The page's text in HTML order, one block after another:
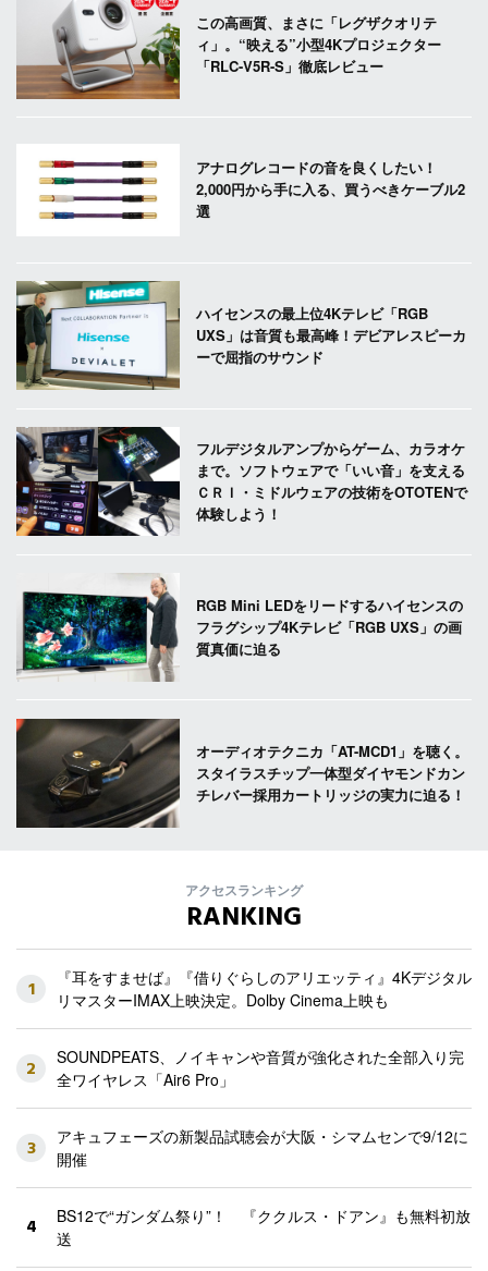
この高画質、まさに「レグザクオリテ
ィ」。“映える”小型4Kプロジェクター
「RLC-V5R-S」徹底レビュー
アナログレコードの音を良くしたい！
2,000円から手に入る、買うべきケーブル2
選
ハイセンスの最上位4Kテレビ「RGB
UXS」は音質も最高峰！デビアレスピーカ
ーで屈指のサウンド
フルデジタルアンプからゲーム、カラオケ
まで。ソフトウェアで「いい音」を支える
ＣＲＩ・ミドルウェアの技術をOTOTENで
体験しよう！
RGB Mini LEDをリードするハイセンスの
フラグシップ4Kテレビ「RGB UXS」の画
質真価に迫る
オーディオテクニカ「AT-MCD1」を聴く。
スタイラスチップ一体型ダイヤモンドカン
チレバー採用カートリッジの実力に迫る！
アクセスランキング
RANKING
1
『耳をすませば』『借りぐらしのアリエッティ』4Kデジタル
リマスターIMAX上映決定。Dolby Cinema上映も
2
SOUNDPEATS、ノイキャンや音質が強化された全部入り完
全ワイヤレス「Air6 Pro」
3
アキュフェーズの新製品試聴会が大阪・シマムセンで9/12に
開催
4
BS12で“ガンダム祭り”！ 『ククルス・ドアン』も無料初放
送